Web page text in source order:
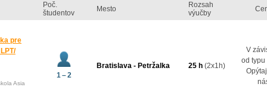
Poč.
študentov
Mesto
Rozsah
výučby
pre
Asia
1 – 2
Bratislava - Petržalka 25 h (2x1h)
V
od typu